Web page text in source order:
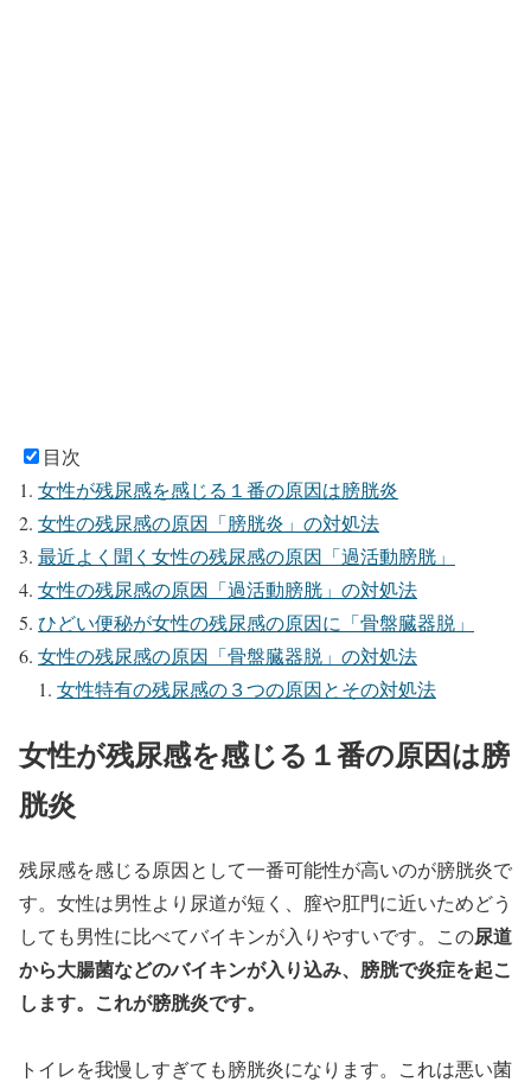
目次
女性が残尿感を感じる１番の原因は膀胱炎
女性の残尿感の原因「膀胱炎」の対処法
最近よく聞く女性の残尿感の原因「過活動膀胱」
女性の残尿感の原因「過活動膀胱」の対処法
ひどい便秘が女性の残尿感の原因に「骨盤臓器脱」
女性の残尿感の原因「骨盤臓器脱」の対処法
女性特有の残尿感の３つの原因とその対処法
女性が残尿感を感じる１番の原因は膀
胱炎
残尿感を感じる原因として一番可能性が高いのが膀胱炎で
す。女性は男性より尿道が短く、膣や肛門に近いためどう
しても男性に比べてバイキンが入りやすいです。この尿道
から大腸菌などのバイキンが入り込み、膀胱で炎症を起こ
します。これが膀胱炎です。
トイレを我慢しすぎても膀胱炎になります。これは悪い菌